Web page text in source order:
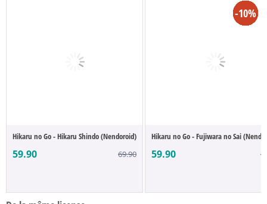
-14%
Hikaru no Go - Hikaru Shindo (Nendoroid)
59.90 69.90
-14%
Hikaru no Go - Fujiwara no Sai
59.90
-13%
-13%
-20%
-30%
-7%
-10%
-20%
-11%
-20%
-10%
-4%
-30%
-10%
-11%
-63%
-9%
-8%
-30%
-46%
-6%
-4%
-10%